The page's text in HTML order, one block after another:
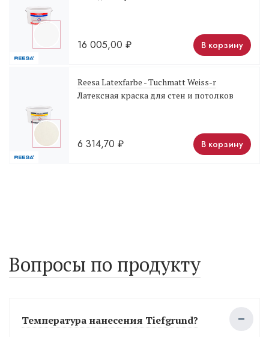
16 005,00 ₽ В корзину
Reesa Latexfarbe - Tuchmatt Weiss-r
Латексная краска для стен и потолков
6 314,70 ₽ В корзину
Вопросы по продукту
Температура нанесения Tiefgrund?